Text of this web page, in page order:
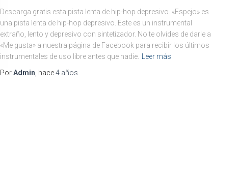
Descarga gratis esta pista lenta de hip-hop depresivo. «Espejo» es
una pista lenta de hip-hop depresivo. Este es un instrumental
extraño, lento y depresivo con sintetizador. No te olvides de darle a
«Me gusta» a nuestra página de Facebook para recibir los últimos
instrumentales de uso libre antes que nadie.
Leer más
PorAdmin , hace4 años